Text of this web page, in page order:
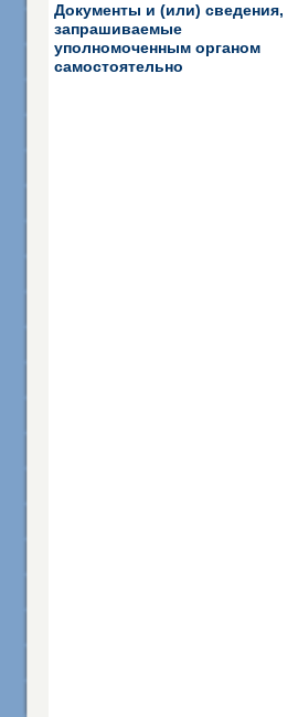
Документы и (или) сведения,
запрашиваемые
уполномоченным органом
самостоятельно